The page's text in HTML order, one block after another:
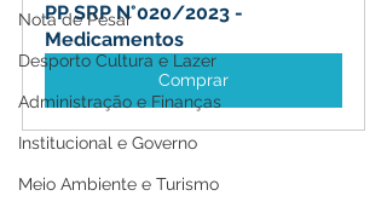
Nota de Pesar
Desporto Cultura e Lazer
Administração e Finanças
Institucional e Governo
Meio Ambiente e Turismo
PP SRP N°020/2023 -
Medicamentos
Comprar